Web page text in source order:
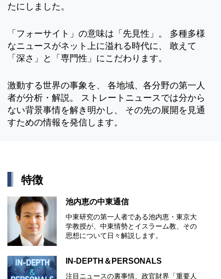
たにしました。
「フォーサイト」の意味は「先見性」。 多種多様
なニュースがネット上に溢れる時代に、 敢えて
「深さ」と「専門性」にこだわります。
激動する世界の事象を、 各地域、各分野の第一人
者が分析・解説。 ストレートニュースでは分から
ない背景事情を解き明かし、 その先の展開を見通
すための情報を発信します。
特徴
池内恵の中東通信
中東研究の第⼀⼈者である池内恵・東京⼤
学教授が、中東情勢とイスラーム教、その
思想について⽇々解説します。
IN-DEPTH＆PERSONALS
注目ニュースの裏事情、政官財界「重要人